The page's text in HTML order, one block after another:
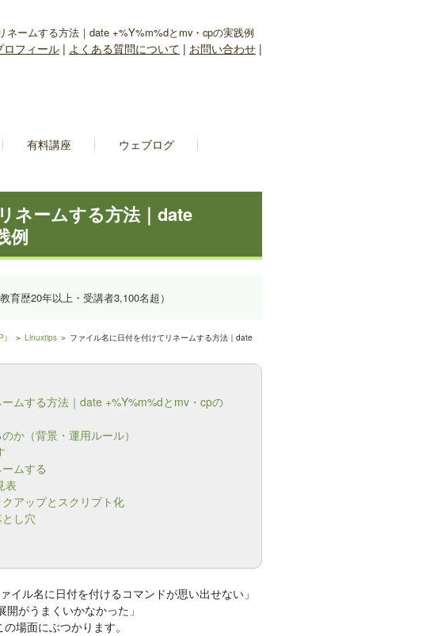
ネームする方法｜date +%Y%m%dとmv・cpの実践例
ロフィール | よくある質問について | お問い合わせ |
有料講座 ウェブログ
ネームする方法｜date
例
育歴20年以上・受講者3,100名超）
＞ Linuxtips ＞ ファイル名に日付を付けてリネームする方法｜date
ムする方法｜date +%Y%m%dとmv・cpの
か（背景・運用ルール）
ムする
表
アップとスクリプト化
し穴
イル名に日付を付けるコマンドが思い出せない」
がうまくいかなかった」
場面にぶつかります。